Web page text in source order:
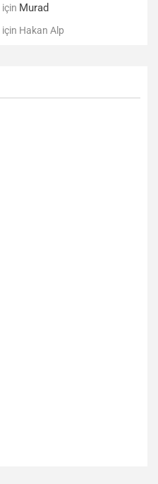
için Murad
için Hakan Alp